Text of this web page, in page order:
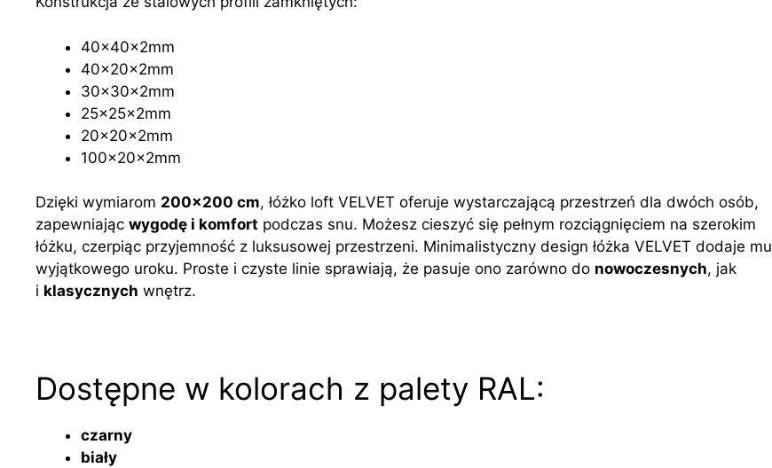
40x40x2mm
40x20x2mm
30x30x2mm
25x25x2mm
20x20x2mm
100x20x2mm
Dzięki wymiarom 200x200 cm, łóżko loft VELVET oferuje wystarczającą przestrzeń dla dwóch osób,
zapewniając wygodę i komfort podczas snu. Możesz cieszyć się pełnym rozciągnięciem na szerokim
łóżku, czerpiąc przyjemność z luksusowej przestrzeni. Minimalistyczny design łóżka VELVET dodaje mu
wyjątkowego uroku. Proste i czyste linie sprawiają, że pasuje ono zarówno do nowoczesnych, jak
i klasycznych wnętrz.
Dostępne w kolorach z palety RAL:
czarny
biały